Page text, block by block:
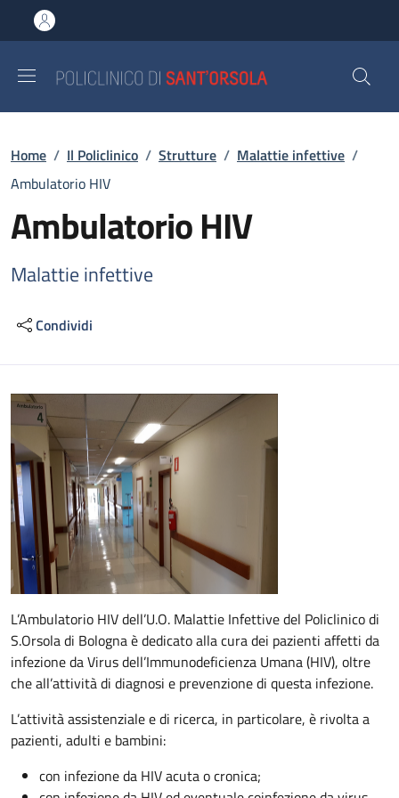
al contenuto principale
to footer content
Briciole di pane
Home / Il Policlinico / Strutture / Malattie infettive /
Ambulatorio HIV
Ambulatorio HIV
Malattie infettive
Condividi
Descrizione
L’Ambulatorio HIV dell’U.O. Malattie Infettive del Policlinico di
S.Orsola di Bologna è dedicato alla cura dei pazienti affetti da
infezione da Virus dell’Immunodeficienza Umana (HIV), oltre
che all’attività di diagnosi e prevenzione di questa infezione.
L’attività assistenziale e di ricerca, in particolare, è rivolta a
pazienti, adulti e bambini:
con infezione da HIV acuta o cronica;